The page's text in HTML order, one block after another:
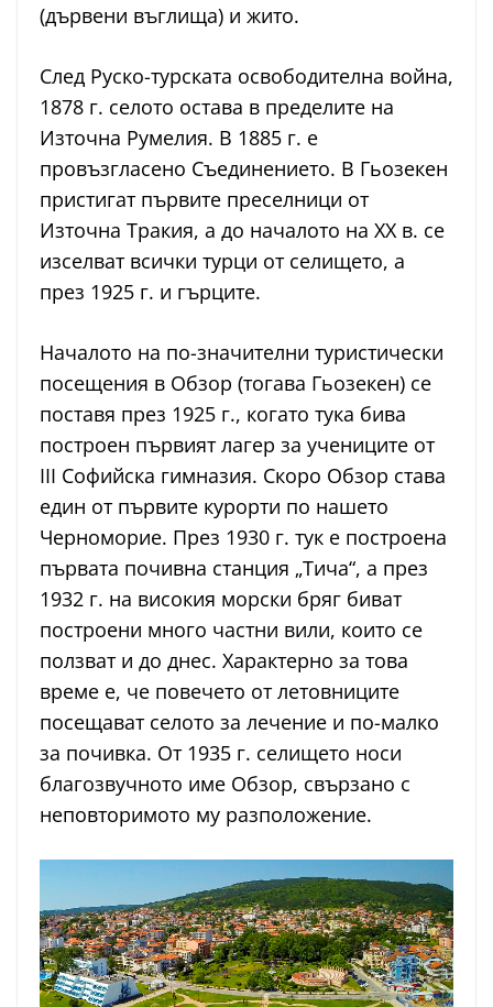
(дървени въглища) и жито.
След Руско-турската освободителна война,
1878 г. селото остава в пределите на
Източна Румелия. В 1885 г. е
провъзгласено Съединението. В Гьозекен
пристигат първите преселници от
Източна Тракия, а до началото на XX в. се
изселват всички турци от селището, а
през 1925 г. и гърците.
Началото на по-значителни туристически
посещения в Обзор (тогава Гьозекен) се
поставя през 1925 г., когато тука бива
построен първият лагер за учениците от
III Софийска гимназия. Скоро Обзор става
един от първите курорти по нашето
Черноморие. През 1930 г. тук е построена
първата почивна станция „Тича“, а през
1932 г. на високия морски бряг биват
построени много частни вили, които се
ползват и до днес. Характерно за това
време е, че повечето от летовниците
посещават селото за лечение и по-малко
за почивка. От 1935 г. селището носи
благозвучното име Обзор, свързано с
неповторимото му разположение.